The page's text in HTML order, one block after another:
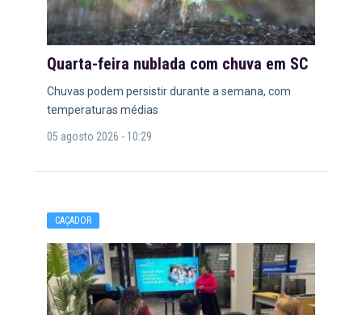
Quarta-feira nublada com chuva em SC
Chuvas podem persistir durante a semana, com
temperaturas médias
05 agosto 2026 - 10:29
CAÇADOR